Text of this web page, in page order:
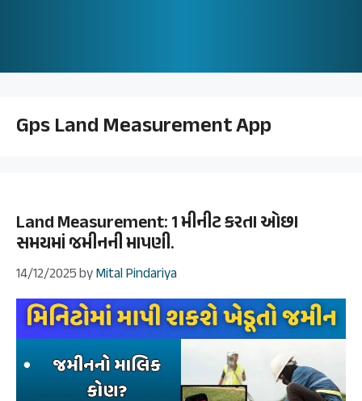
Gps Land Measurement App
Land Measurement: 1 મીનીટ કરતા ઓછા
સમયમાં જમીનની માપણી.
14/12/2025byMital Pindariya